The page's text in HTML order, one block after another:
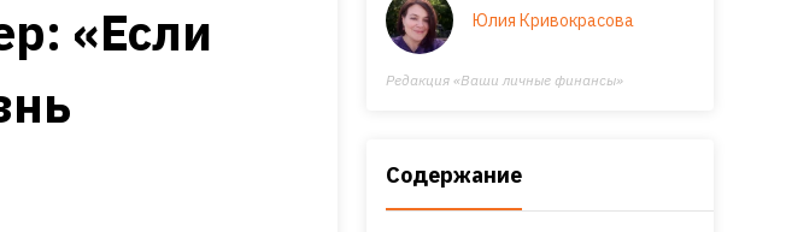
«Если
Юлия Кривокрасова
Редакция «Ваши личные финансы»
Содержание